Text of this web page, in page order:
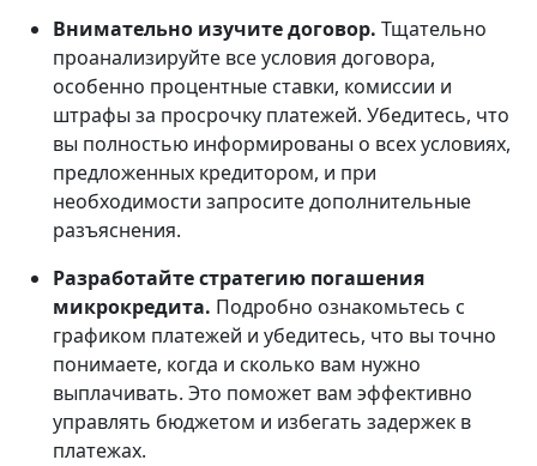
Внимательно изучите договор. Тщательно
проанализируйте все условия договора,
особенно процентные ставки, комиссии и
штрафы за просрочку платежей. Убедитесь, что
вы полностью информированы о всех условиях,
предложенных кредитором, и при
необходимости запросите дополнительные
разъяснения.
Разработайте стратегию погашения
микрокредита. Подробно ознакомьтесь с
графиком платежей и убедитесь, что вы точно
понимаете, когда и сколько вам нужно
выплачивать. Это поможет вам эффективно
управлять бюджетом и избегать задержек в
платежах.